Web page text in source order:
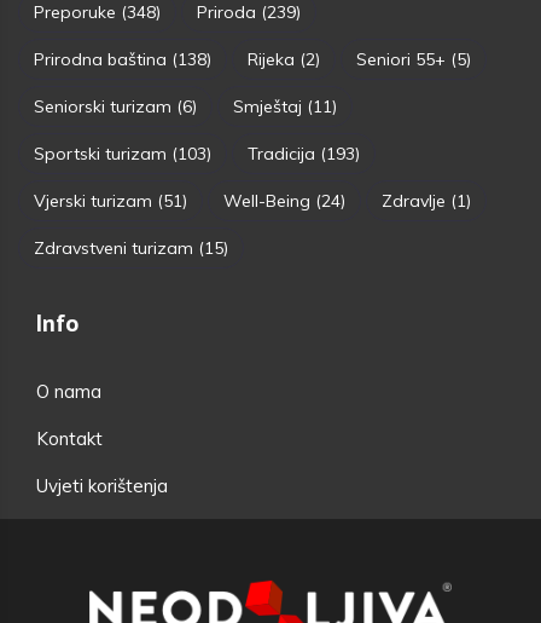
Preporuke (348) Priroda (239)
Prirodna baština (138) Rijeka (2) Seniori 55+ (5)
Seniorski turizam (6) Smještaj (11)
Sportski turizam (103) Tradicija (193)
Vjerski turizam (51) Well-Being (24) Zdravlje (1)
Zdravstveni turizam (15)
Info
O nama
Kontakt
Uvjeti korištenja